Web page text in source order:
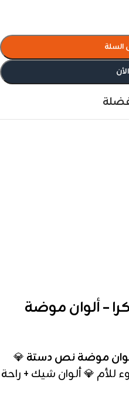
السلة
– ألوان موضة
ألوان موضة نص دستة💎
للأم 💎 ألوان شيك + راحة